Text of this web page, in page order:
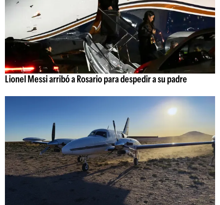
Lionel Messi arribó a Rosario para despedir a su padre